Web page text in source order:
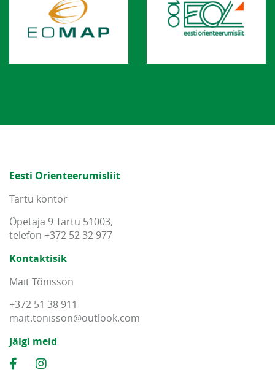
Eesti Orienteerumisliit
Tartu kontor
Õpetaja 9 Tartu 51003,
telefon +372 52 32 977
Kontaktisik
Mait Tõnisson
+372 51 38 911
mait.tonisson@outlook.com
Jälgi meid